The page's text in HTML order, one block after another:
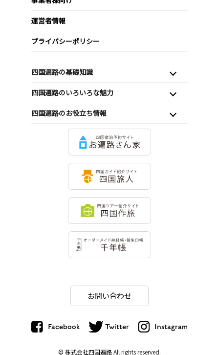
運営者情報
プライバシーポリシー
四国遍路の基礎知識
四国遍路のいろいろな魅力
四国遍路のお役立ち情報
お問い合わせ
Facebook Twitter Instagram
© 株式会社四国遍路All rights reserved.